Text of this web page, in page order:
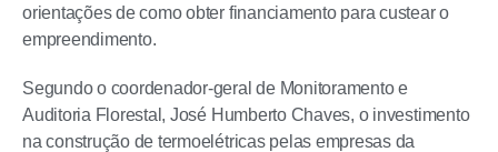
orientações de como obter financiamento para custear o
empreendimento.
Segundo o coordenador-geral de Monitoramento e
Auditoria Florestal, José Humberto Chaves, o investimento
na construção de termoelétricas pelas empresas da